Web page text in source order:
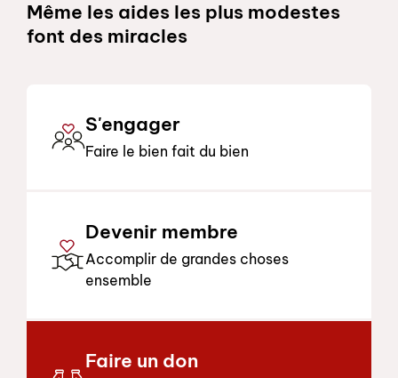
Même les aides les plus modestes
font des miracles
S'engager
Faire le bien fait du bien
Devenir membre
Accomplir de grandes choses
ensemble
Faire un don